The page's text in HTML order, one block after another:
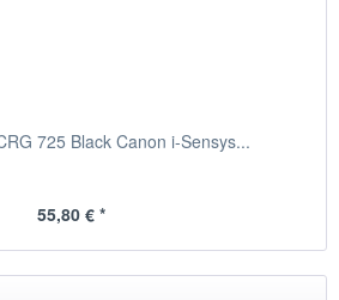
725 Black Canon i-Sensys...
55,80 € *